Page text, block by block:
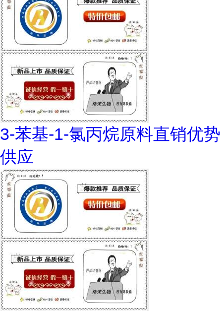
3-苯基-1-氯丙烷原料直销优势
供应